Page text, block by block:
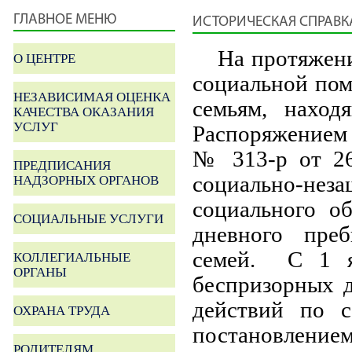
ГЛАВНОЕ МЕНЮ
О ЦЕНТРЕ
НЕЗАВИСИМАЯ ОЦЕНКА
КАЧЕСТВА ОКАЗАНИЯ
УСЛУГ
ПРЕДПИСАНИЯ
НАДЗОРНЫХ ОРГАНОВ
СОЦИАЛЬНЫЕ УСЛУГИ
КОЛЛЕГИАЛЬНЫЕ
ОРГАНЫ
ОХРАНА ТРУДА
ИСТОРИЧЕСКАЯ
На
социальной
семьям,
№ 313-р от 26
социально-
социального
дневного
семей. С 1
беспризорных
действий по